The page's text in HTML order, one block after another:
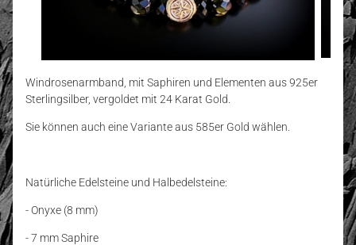
Windrosenarmband, mit Saphiren und Elementen aus 925er
Sterlingsilber, vergoldet mit 24 Karat Gold.
Sie können auch eine Variante aus 585er Gold wählen.
Natürliche Edelsteine und Halbedelsteine:
- Onyxe (8 mm)
- 7 mm Saphire